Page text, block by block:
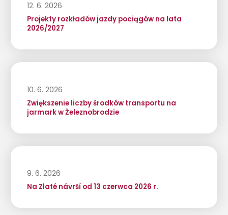
12. 6. 2026
Projekty rozkładów jazdy pociągów na lata
2026/2027
10. 6. 2026
Zwiększenie liczby środków transportu na
jarmark w Železnobrodzie
9. 6. 2026
Na Zlaté návrší od 13 czerwca 2026 r.